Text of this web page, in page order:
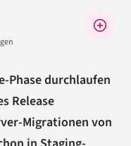
sich das?
Phase durchlaufen
Release
Migrationen von